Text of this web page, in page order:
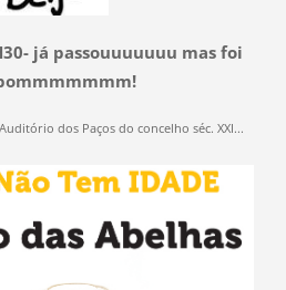
já passouuuuuuu mas foi
dos Paços do concelho séc. XXI...